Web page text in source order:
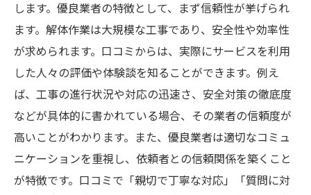
します。優良業者の特徴として、まず信頼性が挙げられ
ます。解体作業は大規模な工事であり、安全性や効率性
が求められます。口コミからは、実際にサービスを利用
した人々の評価や体験談を知ることができます。例え
ば、工事の進行状況や対応の迅速さ、安全対策の徹底度
などが具体的に書かれている場合、その業者の信頼度が
高いことがわかります。また、優良業者は適切なコミュ
ニケーションを重視し、依頼者との信頼関係を築くこと
が特徴です。口コミで「親切で丁寧な対応」「質問に対